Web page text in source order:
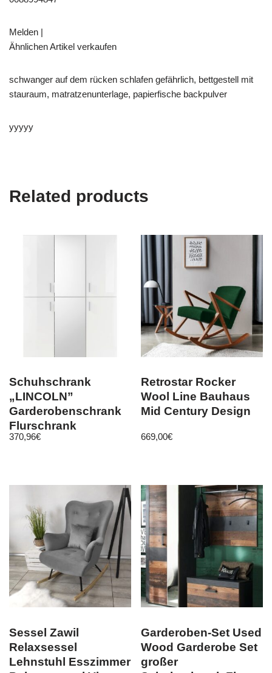
Melden |
Ähnlichen Artikel verkaufen
schwanger auf dem rücken schlafen gefährlich, bettgestell mit
stauraum, matratzenunterlage, papierfische backpulver
yyyyy
Related products
Schuhschrank
„LINCOLN”
Garderobenschrank
Flurschrank
Dielenschrank weiß
370,96€
Retrostar Rocker
Wool Line Bauhaus
Mid Century Design
669,00€
Sessel Zawil
Relaxsessel
Lehnstuhl Esszimmer
Garderoben-Set Used
Wood Garderobe Set
großer